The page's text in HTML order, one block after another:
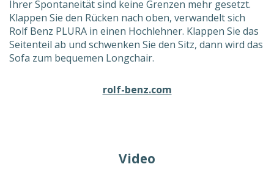
Ihrer Spontaneität sind keine Grenzen mehr gesetzt.
Klappen Sie den Rücken nach oben, verwandelt sich
Rolf Benz PLURA in einen Hochlehner. Klappen Sie das
Seitenteil ab und schwenken Sie den Sitz, dann wird das
Sofa zum bequemen Longchair.
rolf-benz.com
Video